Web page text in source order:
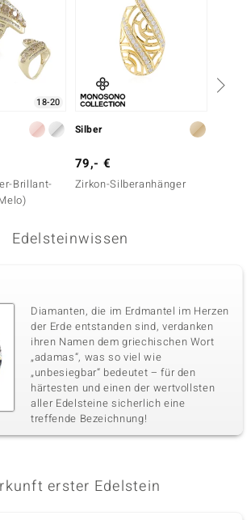
18-20
Brillant-
Silber
79,- €
Zirkon-Silberanhänger
Edelsteinwissen
Diamanten, die im Erdmantel im Herzen
der Erde entstanden sind, verdanken
ihren Namen dem griechischen Wort
„adamas“, was so viel wie
„unbesiegbar“ bedeutet – für den
härtesten und einen der wertvollsten
aller Edelsteine sicherlich eine
treffende Bezeichnung!
erster Edelstein